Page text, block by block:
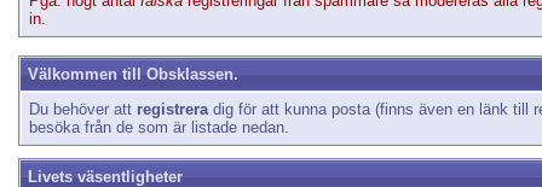
in.
Välkommen till Obsklassen.
Du behöver att registreradig för att kunna posta (finns även en länk till
besöka från de som är listade nedan.
Livets väsentligheter